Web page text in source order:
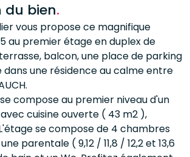
du bien.
vous propose ce magnifique
au premier étage en duplex de
balcon, une place de parking
une résidence au calme entre
compose au premier niveau d'un
cuisine ouverte ( 43 m2 ),
se compose de 4 chambres
parentale ( 9,12 / 11,8 / 12,2 et 13,6